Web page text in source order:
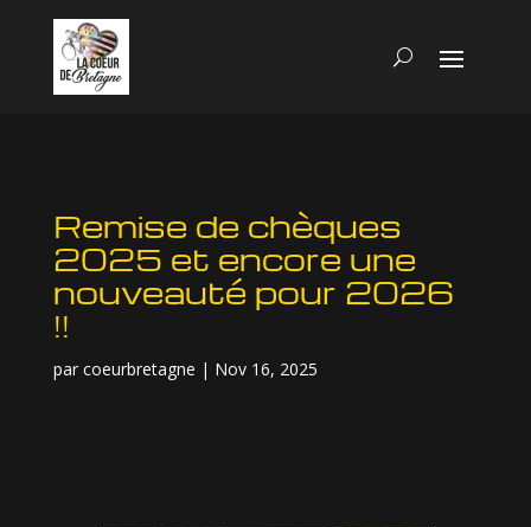
Remise de chèques
2025 et encore une
nouveauté pour 2026
!!
par coeurbretagne | Nov 16, 2025